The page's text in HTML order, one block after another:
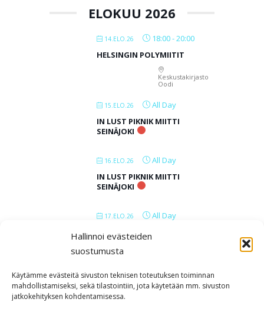
Hallinnoi evästeiden
suostumusta
Käytämme evästeitä sivuston teknisen toteutuksen toiminnan
mahdollistamiseksi, sekä tilastointiin, jota käytetään mm. sivuston
jatkokehityksen kohdentamisessa.
ELOKUU 2026
14.ELO.26 18:00-20:00
HELSINGIN POLYMIITIT
Keskustakirjasto
Oodi
15.ELO.26
All Day
IN LUST PIKNIK MIITTI
SEINÄJOKI
16.ELO.26
All Day
IN LUST PIKNIK MIITTI
SEINÄJOKI
17.ELO.26
All Day
IN LUST PIKNIK MIITTI
SEINÄJOKI
18.ELO.26
All Day
IN LUST PIKNIK MIITTI
SEINÄJOKI